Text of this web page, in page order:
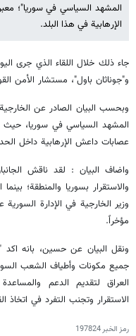
المشهد السياسي في سوريا"؛
الإرهابية في هذا البلد.
جاء ذلك خلال اللقاء الذي جرى
و"جوناثان باول"، مستشار الأمن
وبحسب البيان الصادر عن
المشهد السياسي في سوريا،
عصابات داعش الإرهابية داخل
واضاف البيان : لقد ناقش
والاستقرار بسوريا والمنطقة؛
وزير الخارجية في الإدارة
مؤخراً.
ونقل البيان عن حسين، بانه
جميع مكونات وأطياف الشعب
العراق لتقديم الدعم
الاستقرار وتجنب التفرد في اتخاذ
رمز الخبر197824